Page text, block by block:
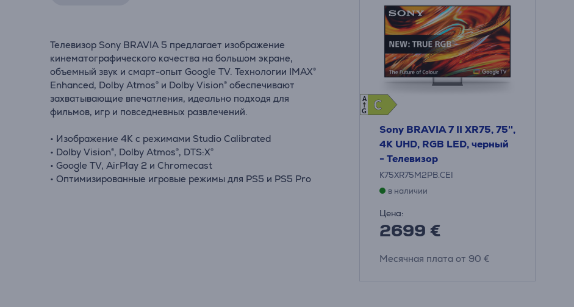
Телевизор Sony BRAVIA 5 предлагает изображение
кинематографического качества на большом экране,
объемный звук и смарт-опыт Google TV. Технологии IMAX®
Enhanced, Dolby Atmos® и Dolby Vision® обеспечивают
захватывающие впечатления, идеально подходя для
фильмов, игр и повседневных развлечений.
• Изображение 4K с режимами Studio Calibrated
• Dolby Vision®, Dolby Atmos®, DTS:X®
• Google TV, AirPlay 2 и Chromecast
• Оптимизированные игровые режимы для PS5 и PS5 Pro
C
C
A
G
Sony BRAVIA 7 II XR75, 75'',
4K UHD, RGB LED, черный
- Телевизор
K75XR75M2PB.CEI
в наличии
Цена:
2699 €
Месячная плата от 90 €